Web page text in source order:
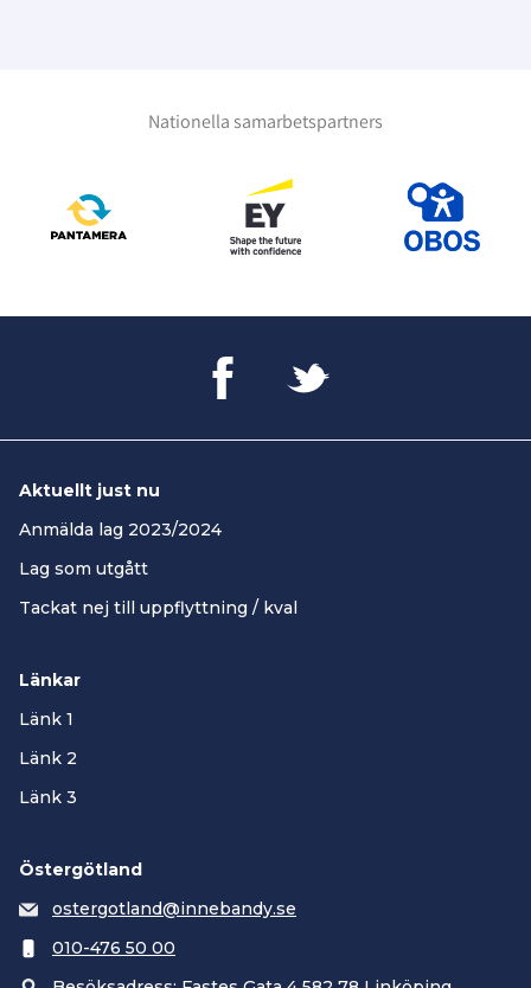
Nationella samarbetspartners
Aktuellt just nu
Anmälda lag 2023/2024
Lag som utgått
Tackat nej till uppflyttning / kval
Länkar
Länk 1
Länk 2
Länk 3
Östergötland
ostergotland@innebandy.se
010-476 50 00